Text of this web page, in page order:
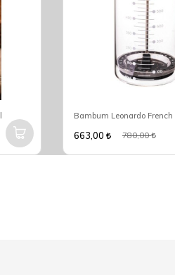
663,00 780,00